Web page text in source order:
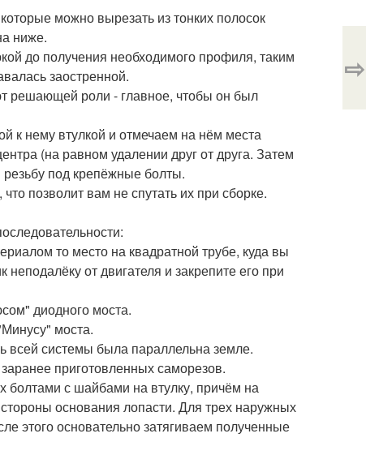
можно вырезать из тонких полосок
ниже.
до получения необходимого профиля, таким
заостренной.
решающей роли - главное, чтобы он был
к нему втулкой и отмечаем на нём места
(на равном удалении друг от друга. Затем
под крепёжные болты.
позволит вам не спутать их при сборке.
то место на квадратной трубе, куда вы
от двигателя и закрепите его при
диодного моста.
моста.
всей системы была параллельна земле.
приготовленных саморезов.
с шайбами на втулку, причём на
основания лопасти. Для трех наружных
этого основательно затягиваем полученные
⇨